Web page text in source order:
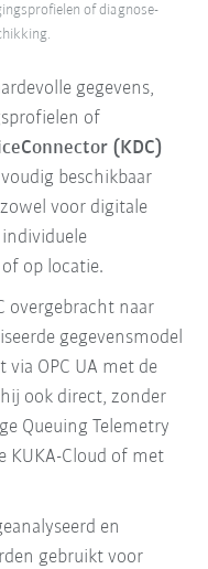
gegevens,
of
(KDC)
beschikbaar
voor digitale
op locatie.
overgebracht naar
gegevensmodel
via OPC UA met de
ook direct, zonder
Queuing Telemetry
KUKA-Cloud of met
en
gebruikt voor
of diagnose-